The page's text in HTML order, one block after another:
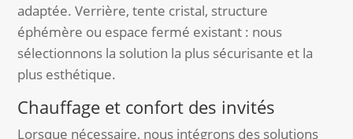
adaptée. Verrière, tente cristal, structure
éphémère ou espace fermé existant : nous
sélectionnons la solution la plus sécurisante et la
plus esthétique.
Chauffage et confort des invités
Lorsque nécessaire, nous intégrons des solutions